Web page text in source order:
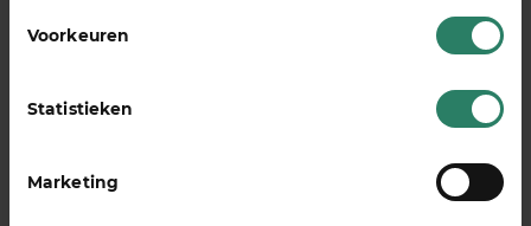
Voorkeuren
Statistieken
Marketing
doorstaan. Dáár wordt de arbeidsmarkt beter van.
Lees ook: